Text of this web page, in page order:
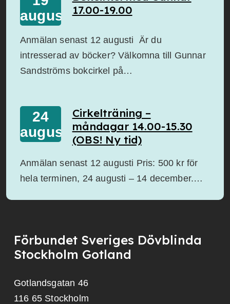
augusti17.00-19.00
Anmälan senast 12 augusti Är du
intresserad av böcker? Välkomna till Gunnar
Sandströms bokcirkel på…
24
augusti
Cirkelträning –
måndagar 14.00-15.30
(OBS! Ny tid)
Anmälan senast 12 augusti Pris: 500 kr för
hela terminen, 24 augusti – 14 december.…
Förbundet Sveriges Dövblinda
Stockholm Gotland
Gotlandsgatan 46
116 65 Stockholm